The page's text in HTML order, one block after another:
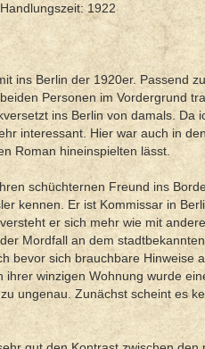
Handlungszeit: 1922
ins Berlin der 1920er. Passend
Personen im Vordergrund
ins Berlin von damals. Da
interessant. Hier war auch in
Roman hineinspielten lässt.
schüchternen Freund ins
kennen. Er ist Kommissar in
er sich mehr wie mit
Mordfall an dem
bevor sich brauchbare Hinweise
winzigen Wohnung wurde
ungenau. Zunächst scheint es